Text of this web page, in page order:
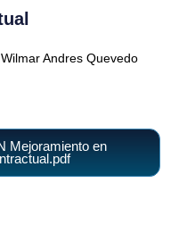
Andres Quevedo
Mejoramiento en